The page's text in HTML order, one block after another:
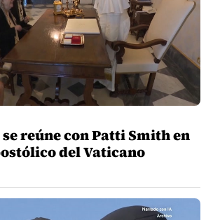
reúne con Patti Smith en
del Vaticano